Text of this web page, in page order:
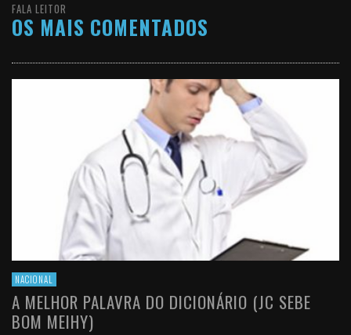
FALA LEITOR
OS MAIS COMENTADOS
NACIONAL
A MELHOR PALAVRA DO DICIONÁRIO (JC SEBE
BOM MEIHY)